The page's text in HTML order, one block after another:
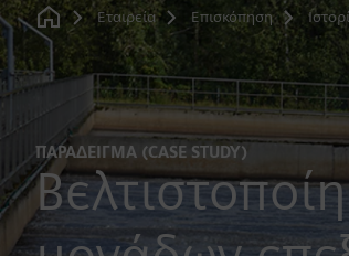
Home
Εταιρεία Επισκόπηση
ΠΑΡΆΔΕΙΓΜΑ (CASE STUDY)